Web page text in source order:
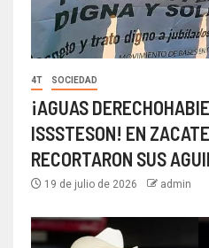
4T SOCIEDAD
¡AGUAS
ISSSTESON! EN
RECORTARON SUS
19 de julio de 2026 admin